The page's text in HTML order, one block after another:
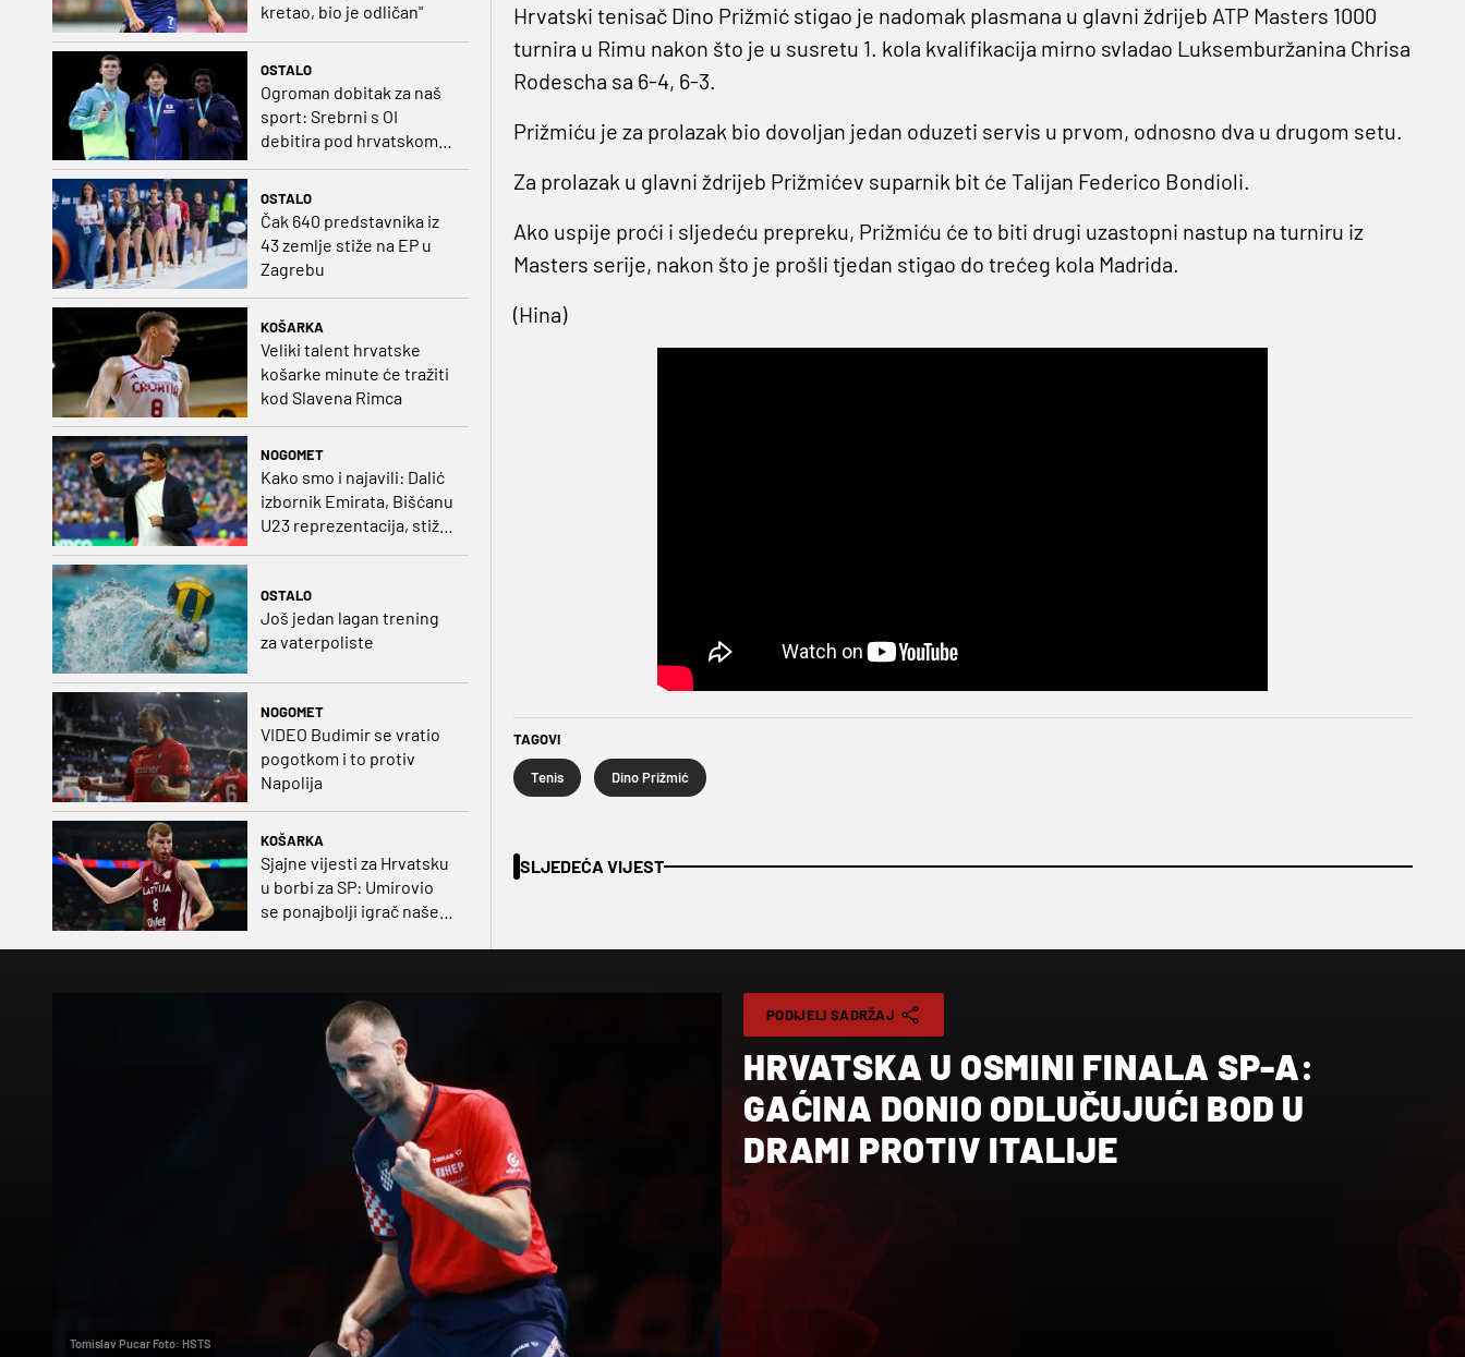
kretao, bio je odličan"
OSTALO
Ogroman dobitak za naš
sport: Srebrni s OI
debitira pod hrvatskom
zastavom
OSTALO
Čak 640 predstavnika iz
43 zemlje stiže na EP u
Zagrebu
KOŠARKA
Veliki talent hrvatske
košarke minute će tražiti
kod Slavena Rimca
NOGOMET
Kako smo i najavili: Dalić
izbornik Emirata, Bišćanu
U23 reprezentacija, stiže
OSTALO
Još jedan lagan trening
za vaterpoliste
NOGOMET
VIDEO Budimir se vratio
pogotkom i to protiv
Napolija
KOŠARKA
Sjajne vijesti za Hrvatsku
u borbi za SP: Umirovio
se ponajbolji igrač našeg
Hrvatski tenisač Dino Prižmić stigao je nadomak plasmana u glavni ždrijeb ATP Masters 1000
turnira u Rimu nakon što je u susretu 1. kola kvalifikacija mirno svladao Luksemburžanina Chrisa
Rodescha sa 6-4, 6-3.
Prižmiću je za prolazak bio dovoljan jedan oduzeti servis u prvom, odnosno dva u drugom setu.
Za prolazak u glavni ždrijeb Prižmićev suparnik bit će Talijan Federico Bondioli.
Ako uspije proći i sljedeću prepreku, Prižmiću će to biti drugi uzastopni nastup na turniru iz
Masters serije, nakon što je prošli tjedan stigao do trećeg kola Madrida.
(Hina)
TAGOVI
Tenis Dino Prižmić
SLJEDEĆA VIJEST
Tomislav Pucar Foto: HSTS
PODIJELI SADRŽAJ
HRVATSKA U OSMINI FINALA SP-A:
GAĆINA DONIO ODLUČUJUĆI BOD U
DRAMI PROTIV ITALIJE